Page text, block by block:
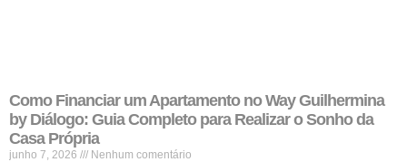
Como Financiar um Apartamento no Way Guilhermina
by Diálogo: Guia Completo para Realizar o Sonho da
Casa Própria
junho 7, 2026 Nenhum comentário